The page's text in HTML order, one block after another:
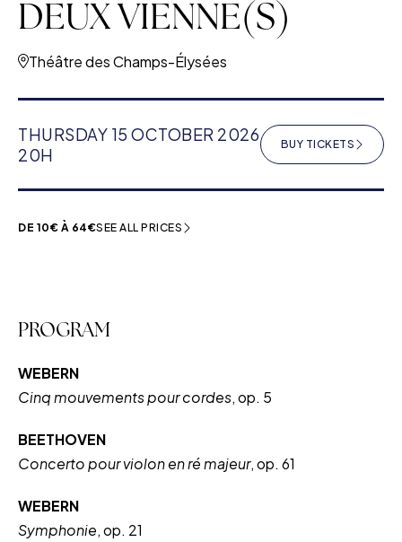
DEUX VIENNE(S)
Théâtre des Champs-Élysées
THURSDAY 15 OCTOBER 2026
20H
BUY TICKETS
(NEW
DE 10€ À 64€SEE ALL PRICES
PROGRAM
WEBERN
Cinq mouvements pour cordes, op. 5
BEETHOVEN
Concerto pour violon en ré majeur, op. 61
WEBERN
Symphonie, op. 21